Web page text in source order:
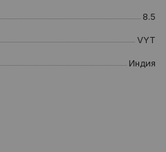
8.5
VYT
Индия